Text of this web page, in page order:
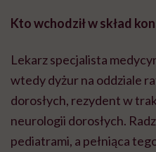
Kto wchodził w skład
Lekarz specjalista
wtedy dyżur na oddziale
dorosłych, rezydent w
neurologii dorosłych.
pediatrami, a pełniąca